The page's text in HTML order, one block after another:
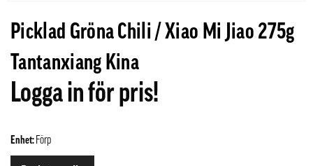
Picklad Gröna Chili / Xiao Mi Jiao 275g
Tantanxiang Kina
Logga in för pris!
Enhet: Förp